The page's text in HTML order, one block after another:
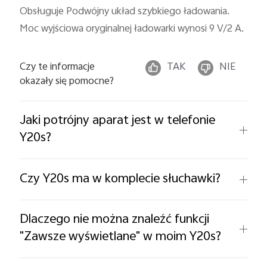
Obsługuje Podwójny układ szybkiego ładowania.
Moc wyjściowa oryginalnej ładowarki wynosi 9 V/2 A.
Czy te informacje
okazały się pomocne?
TAK NIE
Jaki potrójny aparat jest w telefonie
Y20s?
Czy Y20s ma w komplecie słuchawki?
Dlaczego nie można znaleźć funkcji
"Zawsze wyświetlane" w moim Y20s?